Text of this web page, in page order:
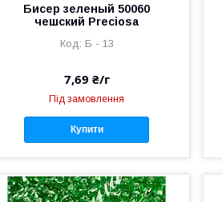
Бисер зеленый 50060
чешский Preciosa
Б - 13
7,69 ₴/г
Під замовлення
Купити